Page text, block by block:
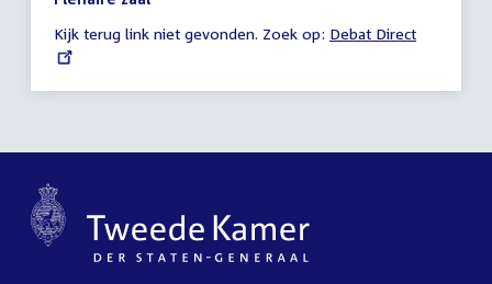
22:41
uur
Kijk terug link niet gevonden. Zoek op: External
Debat Direct